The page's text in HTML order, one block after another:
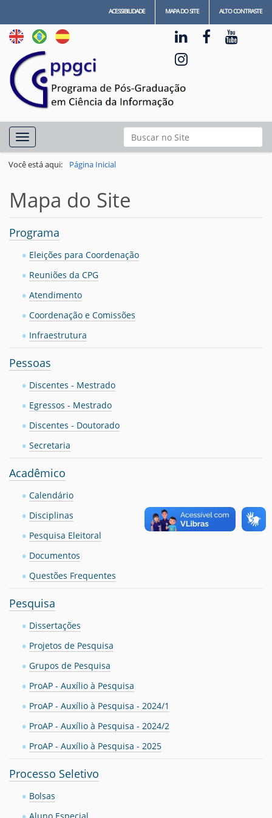
ACESSIBILIDADE MAPA DO SITE ALTO CONTRASTE
Busca
Busca Avançada…
Toggle navigation
Você está aqui: Página Inicial
Mapa do Site
Programa
Eleições para Coordenação
Reuniões da CPG
Atendimento
Coordenação e Comissões
Infraestrutura
Pessoas
Discentes - Mestrado
Egressos - Mestrado
Discentes - Doutorado
Secretaria
Acadêmico
Calendário
Disciplinas
Pesquisa Eleitoral
Documentos
Questões Frequentes
Pesquisa
Dissertações
Projetos de Pesquisa
Grupos de Pesquisa
ProAP - Auxílio à Pesquisa
ProAP - Auxílio à Pesquisa - 2024/1
ProAP - Auxílio à Pesquisa - 2024/2
ProAP - Auxílio à Pesquisa - 2025
Processo Seletivo
Bolsas